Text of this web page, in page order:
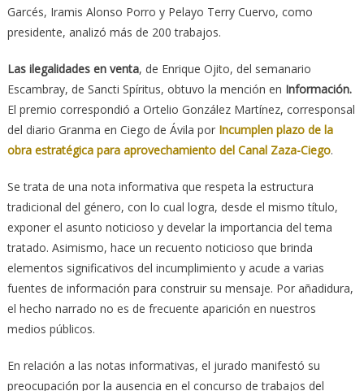
Garcés, Iramis Alonso Porro y Pelayo Terry Cuervo, como
presidente, analizó más de 200 trabajos.
Las ilegalidades en venta, de Enrique Ojito, del semanario
Escambray, de Sancti Spíritus, obtuvo la mención en Información.
El premio correspondió a Ortelio González Martínez, corresponsal
del diario Granma en Ciego de Ávila por Incumplen plazo de la
obra estratégica para aprovechamiento del Canal Zaza-Ciego.
Se trata de una nota informativa que respeta la estructura
tradicional del género, con lo cual logra, desde el mismo título,
exponer el asunto noticioso y develar la importancia del tema
tratado. Asimismo, hace un recuento noticioso que brinda
elementos significativos del incumplimiento y acude a varias
fuentes de información para construir su mensaje. Por añadidura,
el hecho narrado no es de frecuente aparición en nuestros
medios públicos.
En relación a las notas informativas, el jurado manifestó su
preocupación por la ausencia en el concurso de trabajos del